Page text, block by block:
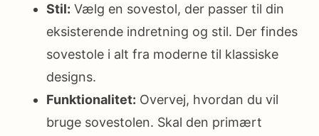
Stil: Vælg en sovestol, der passer til din
eksisterende indretning og stil. Der findes
sovestole i alt fra moderne til klassiske
designs.
Funktionalitet: Overvej, hvordan du vil
bruge sovestolen. Skal den primært